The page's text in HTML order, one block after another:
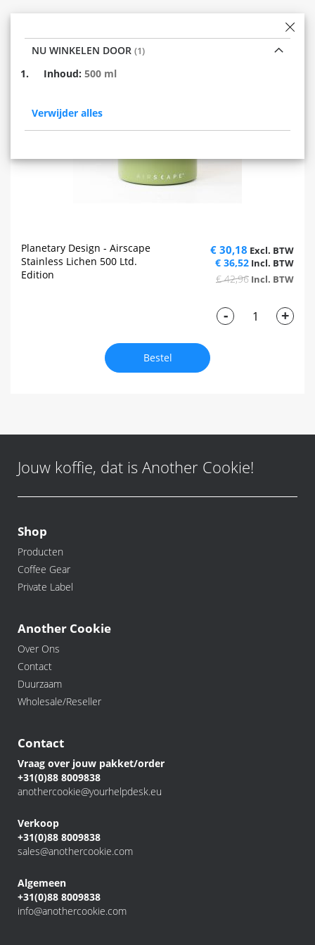
NU WINKELEN DOOR
Inhoud 500 ml
Verwijder
Verwijder alles
Planetary Design - Airscape
Stainless Lichen 500 Ltd.
Edition
€ 30,18
€ 36,52
€ 42,96
- +
Bestel
Jouw koffie, dat is Another Cookie!
Shop
Producten
Coffee Gear
Private Label
Another Cookie
Over Ons
Contact
Duurzaam
Wholesale/Reseller
Contact
Vraag over jouw pakket/order
+31(0)88 8009838
anothercookie@yourhelpdesk.eu
Verkoop
+31(0)88 8009838
sales@anothercookie.com
Algemeen
+31(0)88 8009838
info@anothercookie.com